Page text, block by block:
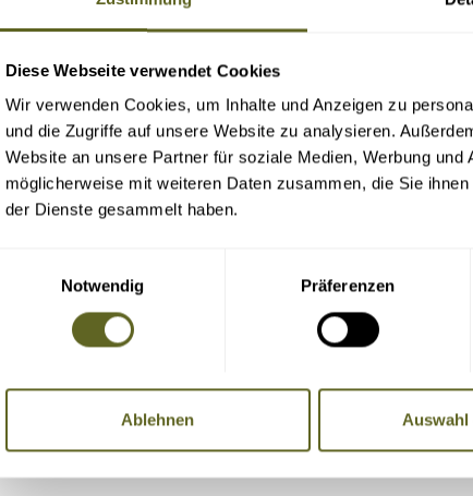
Diese Webseite verwendet Cookies
Wir verwenden Cookies, um Inhalte und Anzeigen zu
und die Zugriffe auf unsere Website zu analysieren.
Website an unsere Partner für soziale Medien, Werbung
möglicherweise mit weiteren Daten zusammen, die Sie
der Dienste gesammelt haben.
Notwendig
Präferenzen
Ablehnen Auswahl
innerhalb Deutschlands):
Pro Person: 99,- Euro bei Buchung (bei Reisedatum ab November
dass meine/unsere Adresse, Telefondaten und
benachrichtigen?(z. B. Name, Telefonnummer, E-Mail-Adresse)
Insolvenz des Reiseveranstalters oder, sofern
Bestandteil der Pauschalreise, so wird die
bei der Axa Seguros Generales, S.A. de
unter Calle Monseñor Palmer, 1, 07014 Palma de
wenn ihnen Leistungen aufgrund der Insolvenz von
auf der die Richtlinie (EU) 2015/2302 in der in das
Sie das Formblattals PDF herunterladen